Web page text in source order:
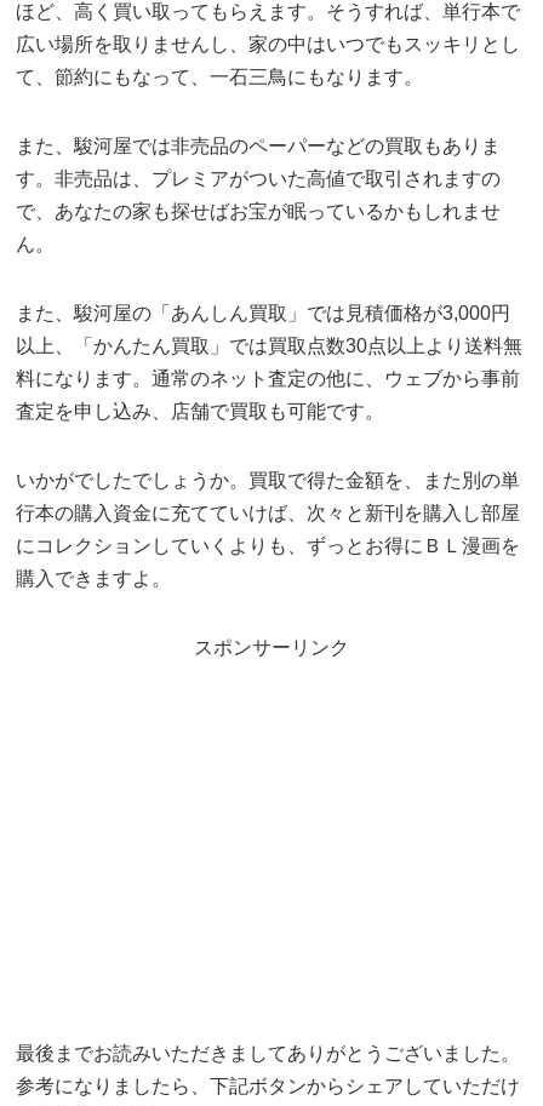
ほど、高く買い取ってもらえます。そうすれば、単行本で
広い場所を取りませんし、家の中はいつでもスッキリとし
て、節約にもなって、一石三鳥にもなります。
また、駿河屋では非売品のペーパーなどの買取もありま
す。非売品は、プレミアがついた高値で取引されますの
で、あなたの家も探せばお宝が眠っているかもしれませ
ん。
また、駿河屋の「あんしん買取」では見積価格が3,000円
以上、「かんたん買取」では買取点数30点以上より送料無
料になります。通常のネット査定の他に、ウェブから事前
査定を申し込み、店舗で買取も可能です。
いかがでしたでしょうか。買取で得た金額を、また別の単
行本の購入資金に充てていけば、次々と新刊を購入し部屋
にコレクションしていくよりも、ずっとお得にＢＬ漫画を
購入できますよ。
スポンサーリンク
最後までお読みいただきましてありがとうございました。
参考になりましたら、下記ボタンからシェアしていただけ